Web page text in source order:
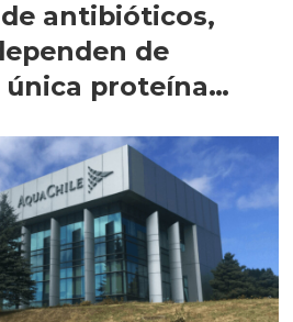
antibióticos,
de
proteína